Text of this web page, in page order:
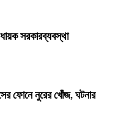
সরকারব্যবস্থা
ফোনে নুরের খোঁজ, ঘটনার